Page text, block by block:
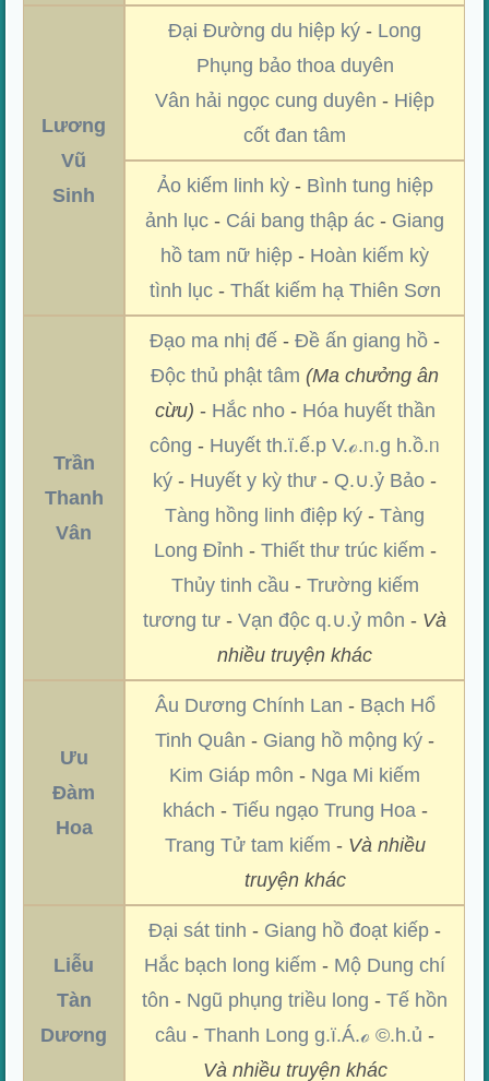
Lương
Vũ
Sinh
Đại Đường du hiệp ký - Long
Phụng bảo thoa duyên
Vân hải ngọc cung duyên - Hiệp
cốt đan tâm
Ảo kiếm linh kỳ- Bình tung hiệp
ảnh lục - Cái bang thập ác - Giang
hồ tam nữ hiệp - Hoàn kiếm kỳ
tình lục- Thất kiếm hạ Thiên Sơn
Trần
Thanh
Vân
Đạo ma nhị đế -Đề ấn giang hồ -
Độc thủ phật tâm (Ma chưởng ân
cừu) - Hắc nho- Hóa huyết thần
công - Huyết th.ï.ế.p V.ℴ.ᥒ.g h.ồ.ᥒ
ký - Huyết y kỳ thư - Q.∪.ỷ Bảo -
Tàng hồng linh điệp ký -Tàng
Long Đỉnh - Thiết thư trúc kiếm -
Thủy tinh cầu - Trường kiếm
tương tư -Vạn độc q.∪.ỷ môn - Và
nhiều truyện khác
Ưu
Đàm
Hoa
Âu Dương Chính Lan - Bạch Hổ
Tinh Quân - Giang hồ mộng ký -
Kim Giáp môn - Nga Mi kiếm
khách - Tiếu ngạo Trung Hoa-
Trang Tử tam kiếm - Và nhiều
truyện khác
Liễu
Tàn
Dương
Đại sát tinh - Giang hồ đoạt kiếp -
Hắc bạch long kiếm - Mộ Dung chí
tôn - Ngũ phụng triều long -Tế hồn
câu -Thanh Long g.ï.Á.ℴ ©.h.ủ -
Và nhiều truyện khác